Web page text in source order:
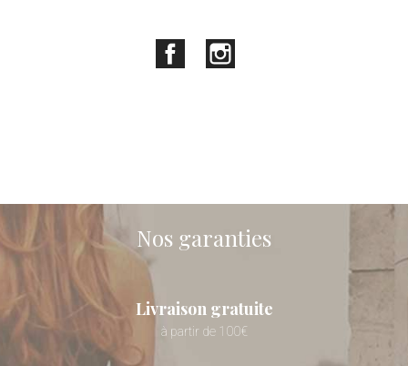
Facebook
Nos garanties
Livraison gratuite
à partir de 100€